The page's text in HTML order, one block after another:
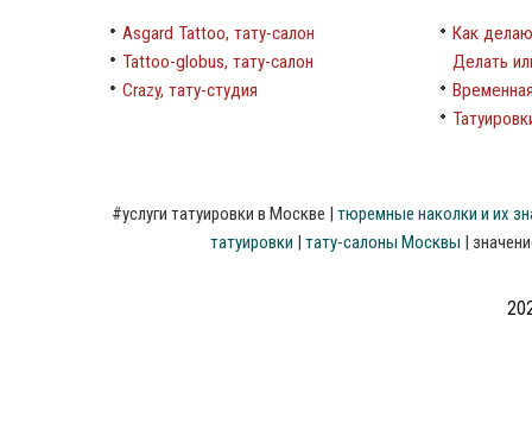
Asgard Tattoo, тату-салон
Tattoo-globus, тату-салон
Crazy, тату-студия
Как
Делать
#услуги татуировки в Москве | тюремные наколки и их
татуировки | тату-салоны Москвы |